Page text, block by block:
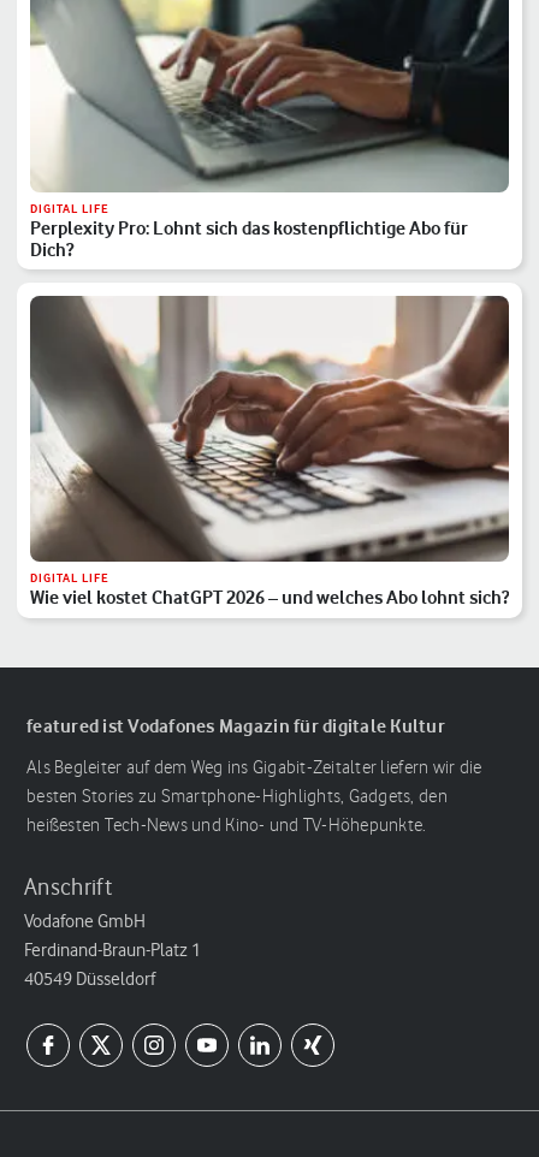
DIGITAL LIFE
Perplexity Pro: Lohnt sich das kostenpflichtige Abo für
Dich?
DIGITAL LIFE
Wie viel kostet ChatGPT 2026 – und welches Abo lohnt sich?
featured ist Vodafones Magazin für digitale Kultur
Als Begleiter auf dem Weg ins Gigabit-Zeitalter liefern wir die
besten Stories zu Smartphone-Highlights, Gadgets, den
heißesten Tech-News und Kino- und TV-Höhepunkte.
Anschrift
Vodafone GmbH
Ferdinand-Braun-Platz 1
40549 Düsseldorf